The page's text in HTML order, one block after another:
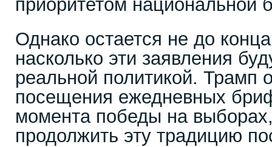
приоритетом национальной
Однако остается не до
насколько эти заявления
реальной политикой. Трамп
посещения ежедневных
момента победы на
продолжить эту традицию